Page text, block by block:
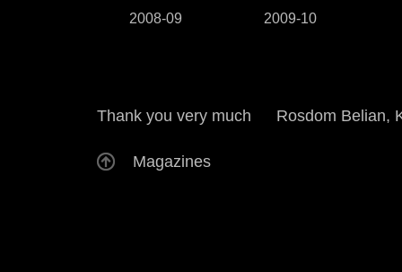
2008-09 2009-10
Thank you very much Rosdom Belian,
Magazines